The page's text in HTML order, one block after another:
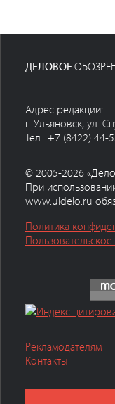
ДЕЛОВОЕ
Адрес редакции:
г. Ульяновск, ул.
Тел.: +7 (8422) 44-
© 2005-2026
При
www.uldelo.ru
Политика
Рекламодателям
Контакты